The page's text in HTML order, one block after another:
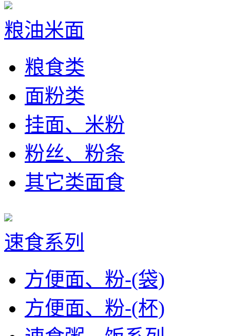
粮油米面
粮食类
面粉类
挂面、米粉
粉丝、粉条
其它类面食
速食系列
方便面、粉-(袋)
方便面、粉-(杯)